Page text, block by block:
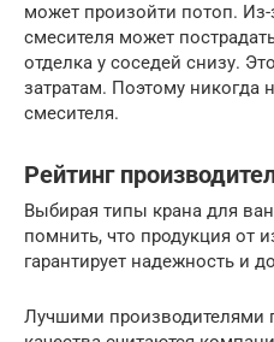
может произойти потоп. Из-
смесителя может
отделка у соседей снизу.
затратам. Поэтому никогда
смесителя.
Рейтинг
Выбирая типы крана для
помнить, что продукция от
гарантирует надежность и
Лучшими производителями